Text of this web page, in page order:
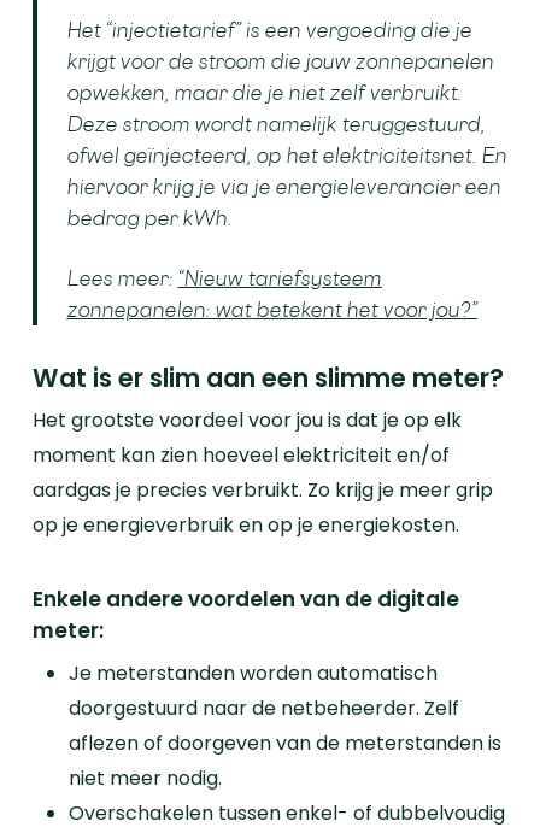
Het “injectietarief” is een vergoeding die je
krijgt voor de stroom die jouw zonnepanelen
opwekken, maar die je niet zelf verbruikt.
Deze stroom wordt namelijk teruggestuurd,
ofwel geïnjecteerd, op het elektriciteitsnet. En
hiervoor krijg je via je energieleverancier een
bedrag per kWh.
Lees meer: “Nieuw tariefsysteem
zonnepanelen: wat betekent het voor jou?”
Wat is er slim aan een slimme meter?
Het grootste voordeel voor jou is dat je op elk
moment kan zien hoeveel elektriciteit en/of
aardgas je precies verbruikt. Zo krijg je meer grip
op je energieverbruik en op je energiekosten.
Enkele andere voordelen van de digitale
meter:
Je meterstanden worden automatisch
doorgestuurd naar de netbeheerder. Zelf
aflezen of doorgeven van de meterstanden is
niet meer nodig.
Overschakelen tussen enkel- of dubbelvoudig